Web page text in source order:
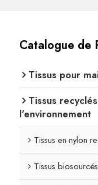
Catalogue de
Tissus pour
Tissus
l'environnement
Tissus en nylon
Tissus biosourcés